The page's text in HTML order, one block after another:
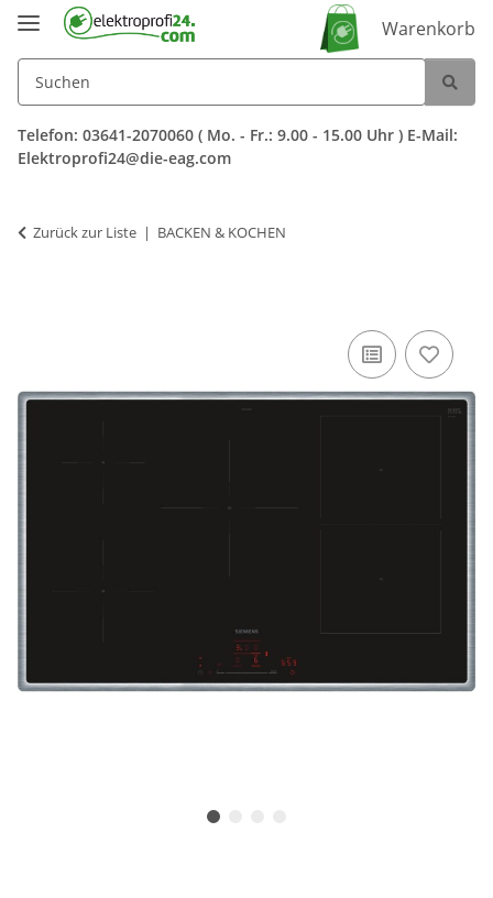
Warenkorb
Telefon: 03641-2070060 ( Mo. - Fr.: 9.00 - 15.00 Uhr ) E-Mail:
Elektroprofi24@die-eag.com
Zurück zur Liste BACKEN & KOCHEN